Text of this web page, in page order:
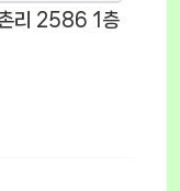
리 2586 1층